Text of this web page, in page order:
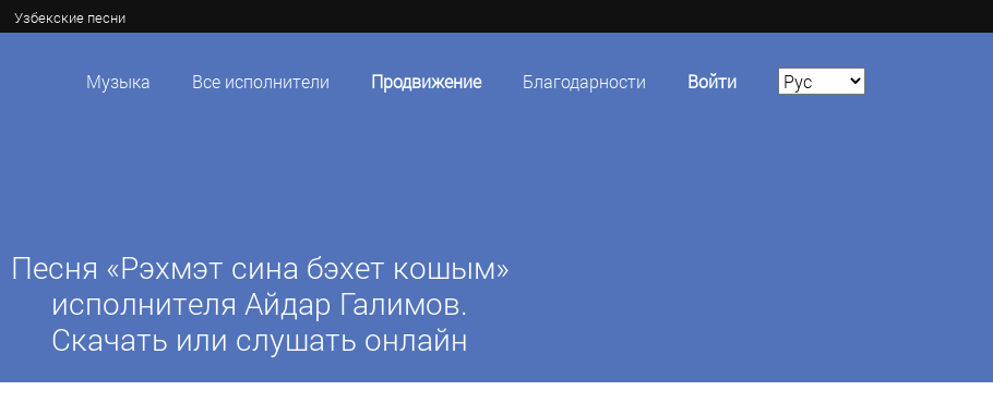
Узбекские песни
Музыка Все исполнители Продвижение Благодарности Войти
Песня «Рэхмэт сина бэхет кошым»
исполнителя Айдар Галимов.
Скачать или слушать онлайн